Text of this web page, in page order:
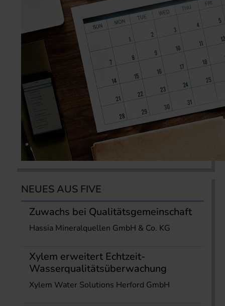
NEUES AUS FIVE
Zuwachs bei Qualitätsgemeinschaft
Hassia Mineralquellen GmbH & Co. KG
Xylem erweitert Echtzeit-
Wasserqualitätsüberwachung
Xylem Water Solutions Herford GmbH